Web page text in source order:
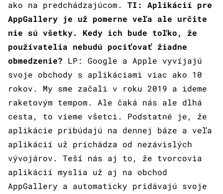
ako na predchádzajúcom. TI: Aplikácií pre
AppGallery je už pomerne veľa ale určite
nie sú všetky. Kedy ich bude toľko, že
používatelia nebudú pociťovať žiadne
obmedzenie? LP: Google a Apple vyvíjajú
svoje obchody s aplikáciami viac ako 10
rokov. My sme začali v roku 2019 a ideme
raketovým tempom. Ale čaká nás ale dlhá
cesta, to vieme všetci. Podstatné je, že
aplikácie pribúdajú na dennej báze a veľa
aplikácií už prichádza od nezávislých
vývojárov. Teší nás aj to, že tvorcovia
aplikácií myslia už aj na obchod
AppGallery a automaticky pridávajú svoje